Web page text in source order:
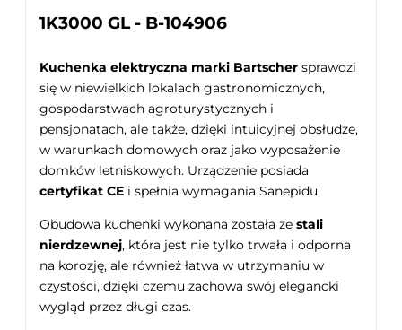
1K3000 GL - B-104906
Kuchenka elektryczna marki Bartscher sprawdzi
się w niewielkich lokalach gastronomicznych,
gospodarstwach agroturystycznych i
pensjonatach, ale także, dzięki intuicyjnej obsłudze,
w warunkach domowych oraz jako wyposażenie
domków letniskowych. Urządzenie posiada
certyfikat CE i spełnia wymagania Sanepidu
Obudowa kuchenki wykonana została ze stali
nierdzewnej, która jest nie tylko trwała i odporna
na korozję, ale również łatwa w utrzymaniu w
czystości, dzięki czemu zachowa swój elegancki
wygląd przez długi czas.